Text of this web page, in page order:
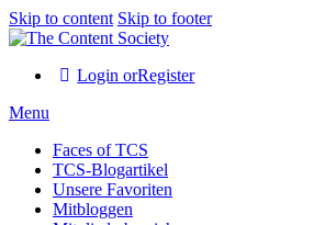
Skip to content Skip to footer
Login orRegister
Menu
Faces of TCS
TCS-Blogartikel
Unsere Favoriten
Mitbloggen